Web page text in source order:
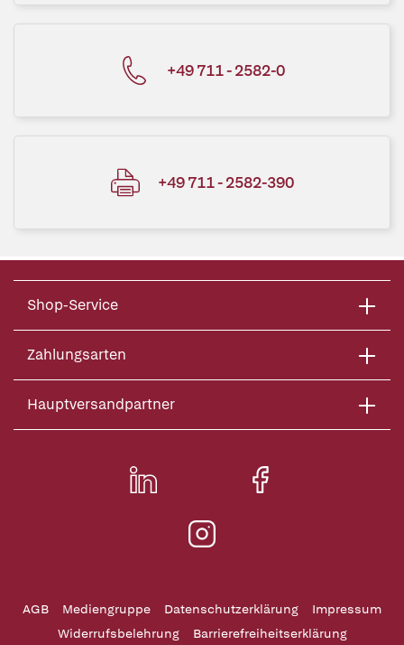
+49 711 - 2582-0
+49 711 - 2582-390
Shop-Service
Zahlungsarten
Hauptversandpartner
AGB Mediengruppe Datenschutzerklärung
Impressum
Widerrufsbelehrung
Barrierefreiheitserklärung